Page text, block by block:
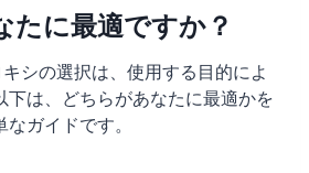
たに最適ですか？
シの選択は、使用する目的によ
下は、どちらがあなたに最適かを
ガイドです。